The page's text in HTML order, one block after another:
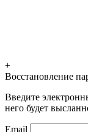
+
Восстановление
Введите
него будет
Email